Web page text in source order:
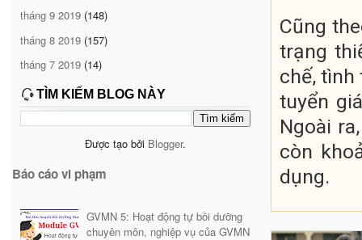
tháng 9 2019 (148)
tháng 8 2019 (157)
tháng 7 2019 (14)
TÌM KIẾM BLOG NÀY
Được tạo bởi Blogger.
Báo cáo vi phạm
GVMN 5: Hoạt động tự bồi dưỡng
chuyên môn, nghiệp vụ của GVMN
Cũng
trạng
chế, tình
tuyển
Ngoài
còn
dụng.